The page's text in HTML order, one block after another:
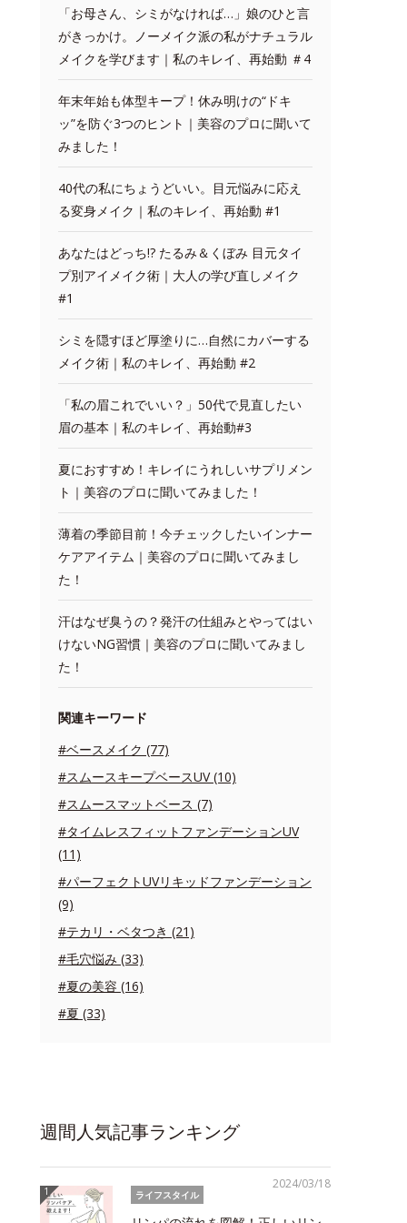
「お母さん、シミがなければ…」娘のひと言
がきっかけ。ノーメイク派の私がナチュラル
メイクを学びます｜私のキレイ、再始動 ＃4
年末年始も体型キープ！休み明けの“ドキ
ッ”を防ぐ3つのヒント｜美容のプロに聞いて
みました！
40代の私にちょうどいい。目元悩みに応え
る変身メイク｜私のキレイ、再始動 #1
あなたはどっち!? たるみ＆くぼみ 目元タイ
プ別アイメイク術｜大人の学び直しメイク
#1
シミを隠すほど厚塗りに…自然にカバーする
メイク術｜私のキレイ、再始動 #2
「私の眉これでいい？」50代で見直したい
眉の基本｜私のキレイ、再始動#3
夏におすすめ！キレイにうれしいサプリメン
ト｜美容のプロに聞いてみました！
薄着の季節目前！今チェックしたいインナー
ケアアイテム｜美容のプロに聞いてみまし
た！
汗はなぜ臭うの？発汗の仕組みとやってはい
けないNG習慣｜美容のプロに聞いてみまし
た！
関連キーワード
#ベースメイク (77)
#スムースキープベースUV (10)
#スムースマットベース (7)
#タイムレスフィットファンデーションUV
(11)
#パーフェクトUVリキッドファンデーション
(9)
#テカリ・ベタつき (21)
#毛穴悩み (33)
#夏の美容 (16)
#夏 (33)
週間人気記事ランキング
2024/03/18
ライフスタイル